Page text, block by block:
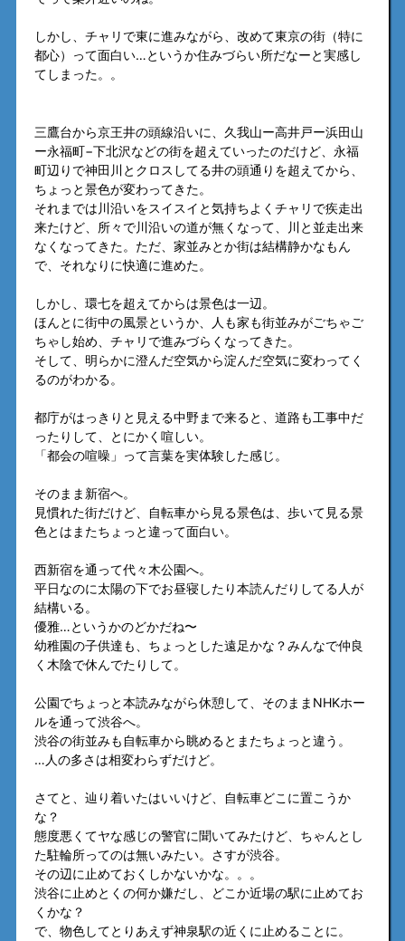
しかし、チャリで東に進みながら、改めて東京の街（特に
都心）って面白い…というか住みづらい所だなーと実感し
てしまった。。
三鷹台から京王井の頭線沿いに、久我山ー高井戸ー浜田山
ー永福町−下北沢などの街を超えていったのだけど、永福
町辺りで神田川とクロスしてる井の頭通りを超えてから、
ちょっと景色が変わってきた。
それまでは川沿いをスイスイと気持ちよくチャリで疾走出
来たけど、所々で川沿いの道が無くなって、川と並走出来
なくなってきた。ただ、家並みとか街は結構静かなもん
で、それなりに快適に進めた。
しかし、環七を超えてからは景色は一辺。
ほんとに街中の風景というか、人も家も街並みがごちゃご
ちゃし始め、チャリで進みづらくなってきた。
そして、明らかに澄んだ空気から淀んだ空気に変わってく
るのがわかる。
都庁がはっきりと見える中野まで来ると、道路も工事中だ
ったりして、とにかく喧しい。
「都会の喧噪」って言葉を実体験した感じ。
そのまま新宿へ。
見慣れた街だけど、自転車から見る景色は、歩いて見る景
色とはまたちょっと違って面白い。
西新宿を通って代々木公園へ。
平日なのに太陽の下でお昼寝したり本読んだりしてる人が
結構いる。
優雅…というかのどかだね〜
幼稚園の子供達も、ちょっとした遠足かな？みんなで仲良
く木陰で休んでたりして。
公園でちょっと本読みながら休憩して、そのままNHKホー
ルを通って渋谷へ。
渋谷の街並みも自転車から眺めるとまたちょっと違う。
…人の多さは相変わらずだけど。
さてと、辿り着いたはいいけど、自転車どこに置こうか
な？
態度悪くてヤな感じの警官に聞いてみたけど、ちゃんとし
た駐輪所ってのは無いみたい。さすが渋谷。
その辺に止めておくしかないかな。。。
渋谷に止めとくの何か嫌だし、どこか近場の駅に止めてお
くかな？
で、物色してとりあえず神泉駅の近くに止めることに。